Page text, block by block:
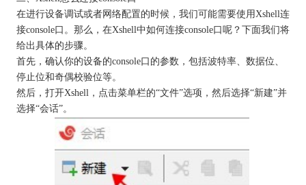
在进行设备调试或者网络配置的时候，我们可能需要使用Xshell连
接console口。那么，在Xshell中如何连接console口呢？下面我们将
给出具体的步骤。
首先，确认你的设备的console口的参数，包括波特率、数据位、
停止位和奇偶校验位等。
然后，打开Xshell，点击菜单栏的“文件”选项，然后选择“新建”并
选择“会话”。